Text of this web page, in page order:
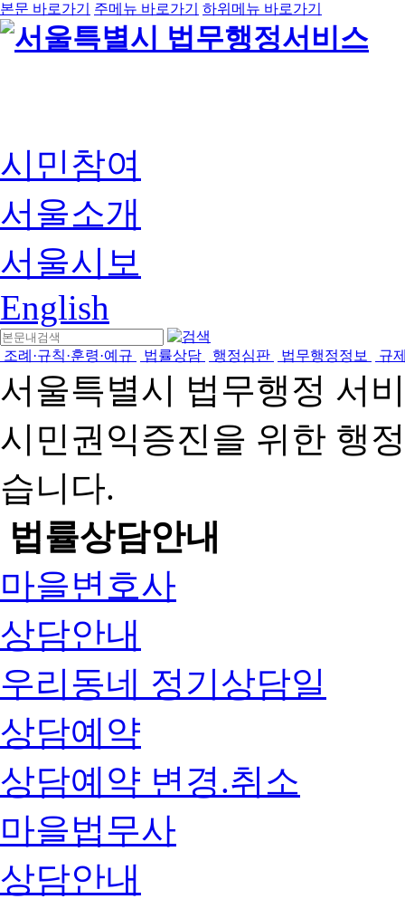
본문 바로가기 주메뉴 바로가기 하위메뉴 바로가기
시민참여
서울소개
서울시보
English
조례·규칙·훈령·예규 법률상담 행정심판 법무행정정보 규
서울특별시 법무행정 서
시민권익증진을 위한 행
습니다.
법률상담안내
마을변호사
상담안내
우리동네 정기상담일
상담예약
상담예약 변경.취소
마을법무사
상담안내